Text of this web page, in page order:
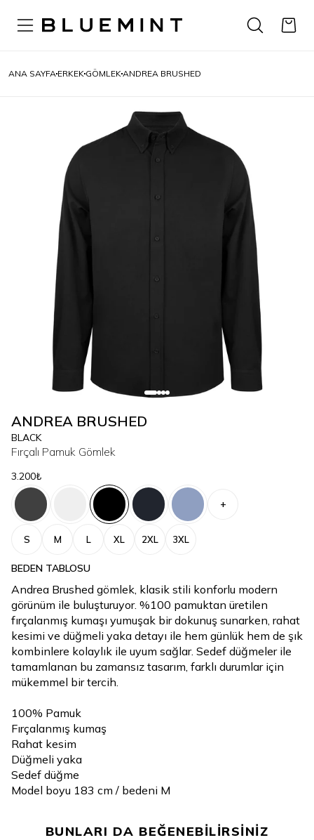
ANA SAYFA ERKEK GÖMLEKANDREA BRUSHED
ANDREA BRUSHED
BLACK
Fırçalı Pamuk Gömlek
3.200₺
+
S M L XL 2XL 3XL
BEDEN TABLOSU
Andrea Brushed gömlek, klasik stili konforlu modern
görünüm ile buluşturuyor. %100 pamuktan üretilen
fırçalanmış kumaşı yumuşak bir dokunuş sunarken, rahat
kesimi ve düğmeli yaka detayı ile hem günlük hem de şık
kombinlere kolaylık ile uyum sağlar. Sedef düğmeler ile
tamamlanan bu zamansız tasarım, farklı durumlar için
mükemmel bir tercih.
100% Pamuk
Fırçalanmış kumaş
Rahat kesim
Düğmeli yaka
Sedef düğme
Model boyu 183 cm / bedeni M
BUNLARI DA BEĞENEBİLİRSİNİZ